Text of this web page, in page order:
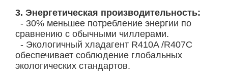
3. Энергетическая производительность:
- 30% меньшее потребление энергии по
сравнению с обычными чиллерами.
- Экологичный хладагент R410A /R407C
обеспечивает соблюдение глобальных
экологических стандартов.